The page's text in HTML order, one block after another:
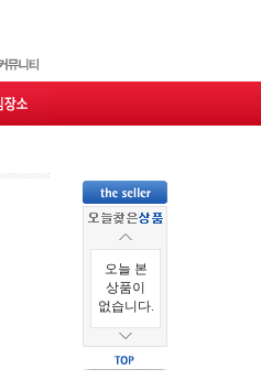
오늘 본
상품이
없습니다.